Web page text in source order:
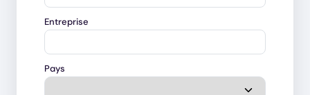
Entreprise
Pays